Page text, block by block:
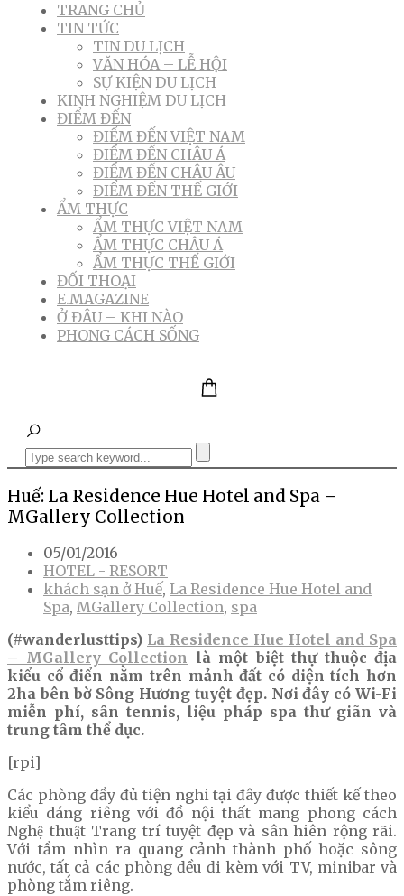
TRANG CHỦ
TIN TỨC
TIN DU LỊCH
VĂN HÓA – LỄ HỘI
SỰ KIỆN DU LỊCH
KINH NGHIỆM DU LỊCH
ĐIỂM ĐẾN
ĐIỂM ĐẾN VIỆT NAM
ĐIỂM ĐẾN CHÂU Á
ĐIỂM ĐẾN CHÂU ÂU
ĐIỂM ĐẾN THẾ GIỚI
ẨM THỰC
ẨM THỰC VIỆT NAM
ẨM THỰC CHÂU Á
ẨM THỰC THẾ GIỚI
ĐỐI THOẠI
E.MAGAZINE
Ở ĐÂU – KHI NÀO
PHONG CÁCH SỐNG
Huế: La Residence Hue Hotel and Spa –
MGallery Collection
05/01/2016
HOTEL - RESORT
khách sạn ở Huế, La Residence Hue Hotel and
Spa, MGallery Collection, spa
(#wanderlusttips) La Residence Hue Hotel and Spa
– MGallery Collection là một biệt thự thuộc địa
kiểu cổ điển nằm trên mảnh đất có diện tích hơn
2ha bên bờ Sông Hương tuyệt đẹp. Nơi đây có Wi-Fi
miễn phí, sân tennis, liệu pháp spa thư giãn và
trung tâm thể dục.
[rpi]
Các phòng đầy đủ tiện nghi tại đây được thiết kế theo
kiểu dáng riêng với đồ nội thất mang phong cách
Nghệ thuật Trang trí tuyệt đẹp và sân hiên rộng rãi.
Với tầm nhìn ra quang cảnh thành phố hoặc sông
nước, tất cả các phòng đều đi kèm với TV, minibar và
phòng tắm riêng.